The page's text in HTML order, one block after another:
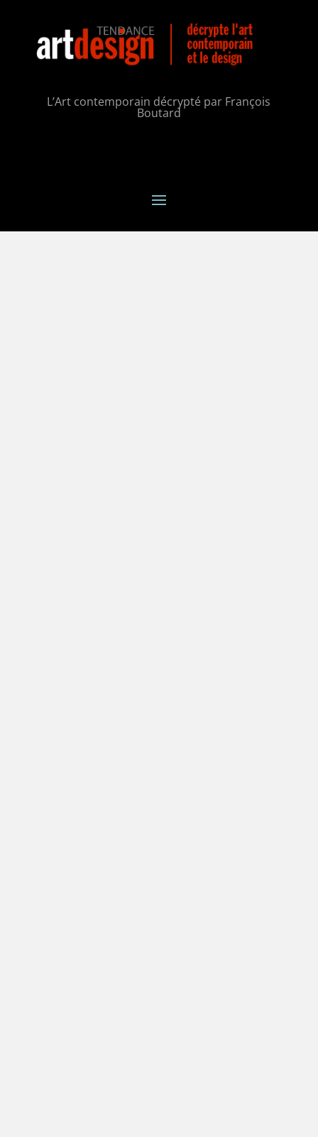
L’Art contemporain décrypté par François
Boutard